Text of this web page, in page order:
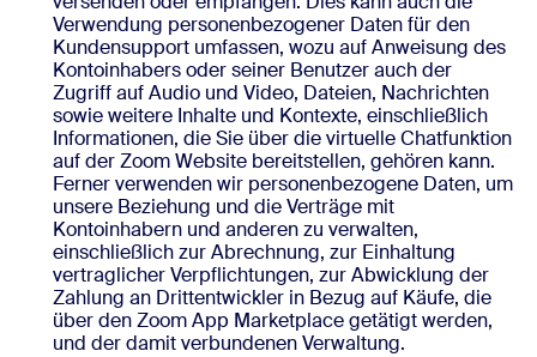
Verwendung personenbezogener Daten für den
Kundensupport umfassen, wozu auf Anweisung des
Kontoinhabers oder seiner Benutzer auch der
Zugriff auf Audio und Video, Dateien, Nachrichten
sowie weitere Inhalte und Kontexte, einschließlich
Informationen, die Sie über die virtuelle Chatfunktion
auf der Zoom Website bereitstellen, gehören kann.
Ferner verwenden wir personenbezogene Daten, um
unsere Beziehung und die Verträge mit
Kontoinhabern und anderen zu verwalten,
einschließlich zur Abrechnung, zur Einhaltung
vertraglicher Verpflichtungen, zur Abwicklung der
Zahlung an Drittentwickler in Bezug auf Käufe, die
über den Zoom App Marketplace getätigt werden,
und der damit verbundenen Verwaltung.